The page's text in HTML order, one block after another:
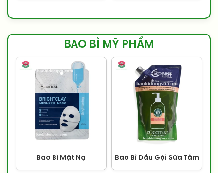
BAO BÌ MỸ PHẨM
Bao Bì Mặt Nạ Bao Bì Dầu Gội Sữa Tắm